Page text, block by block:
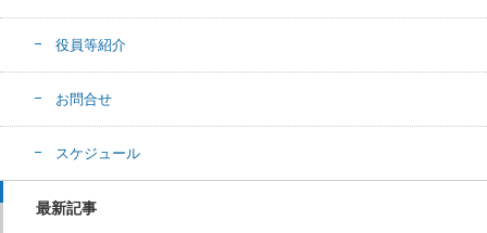
役員等紹介
お問合せ
スケジュール
最新記事